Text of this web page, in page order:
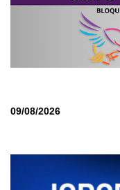
09/08/2026